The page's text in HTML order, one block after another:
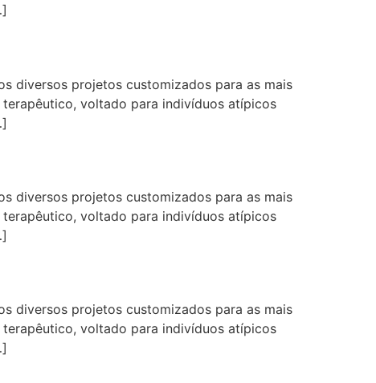
diversos projetos customizados para as mais
voltado para indivíduos atípicos
diversos projetos customizados para as mais
voltado para indivíduos atípicos
diversos projetos customizados para as mais
voltado para indivíduos atípicos